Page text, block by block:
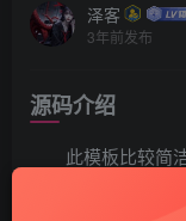
泽客
3年前发布
源码介绍
此模板比较简